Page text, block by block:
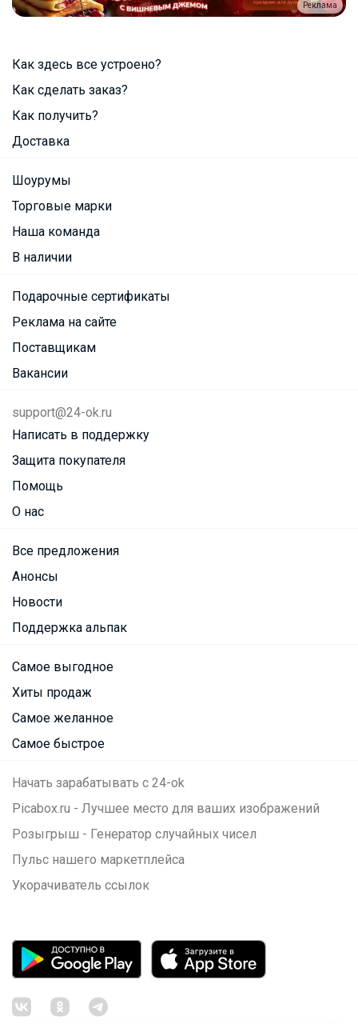
Реклама
Как здесь все устроено?
Как сделать заказ?
Как получить?
Доставка
Шоурумы
Торговые марки
Наша команда
В наличии
Подарочные сертификаты
Реклама на сайте
Поставщикам
Вакансии
support@24-ok.ru
Написать в поддержку
Защита покупателя
Помощь
О нас
Все предложения
Анонсы
Новости
Поддержка альпак
Самое выгодное
Хиты продаж
Самое желанное
Самое быстрое
Начать зарабатывать с 24-ok
Picabox.ru - Лучшее место для ваших изображений
Розыгрыш - Генератор случайных чисел
Пульс нашего маркетплейса
Укорачиватель ссылок